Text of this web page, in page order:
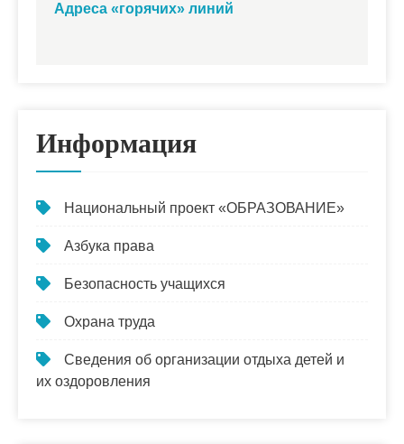
Адреса «горячих» линий
Информация
Национальный проект «ОБРАЗОВАНИЕ»
Азбука права
Безопасность учащихся
Охрана труда
Сведения об организации отдыха детей и
их оздоровления